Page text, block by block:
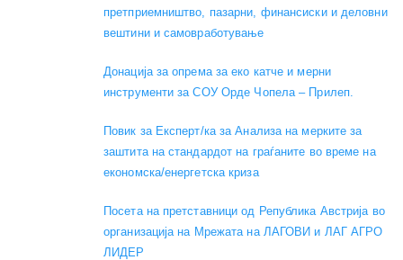
претприемништво, пазарни, финансиски и деловни
вештини и самовработување
Донација за опрема за еко катче и мерни
инструменти за СОУ Орде Чопела – Прилеп.
Повик за Експерт/ка за Анализа на мерките за
заштита на стандардот на граѓаните во време на
економска/енергетска криза
Посета на претставници од Република Австрија во
организација на Мрежата на ЛАГОВИ и ЛАГ АГРО
ЛИДЕР